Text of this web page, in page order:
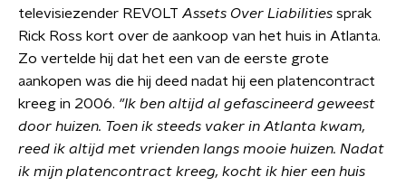
televisiezender REVOLT Assets Over Liabilities sprak
Rick Ross kort over de aankoop van het huis in Atlanta.
Zo vertelde hij dat het een van de eerste grote
aankopen was die hij deed nadat hij een platencontract
kreeg in 2006. "Ik ben altijd al gefascineerd geweest
door huizen. Toen ik steeds vaker in Atlanta kwam,
reed ik altijd met vrienden langs mooie huizen. Nadat
ik mijn platencontract kreeg, kocht ik hier een huis